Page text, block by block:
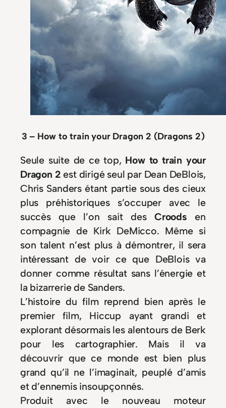
3 – How to train your Dragon 2 (Dragons 2)
Seule suite de ce top, How to train your
Dragon 2 est dirigé seul par Dean DeBlois,
Chris Sanders étant partie sous des cieux
plus préhistoriques s’occuper avec le
succès que l’on sait des Croods en
compagnie de Kirk DeMicco. Même si
son talent n’est plus à démontrer, il sera
intéressant de voir ce que DeBlois va
donner comme résultat sans l’énergie et
la bizarrerie de Sanders.
L’histoire du film reprend bien après le
premier film, Hiccup ayant grandi et
explorant désormais les alentours de Berk
pour les cartographier. Mais il va
découvrir que ce monde est bien plus
grand qu’il ne l’imaginait, peuplé d’amis
et d’ennemis insoupçonnés.
Produit avec le nouveau moteur